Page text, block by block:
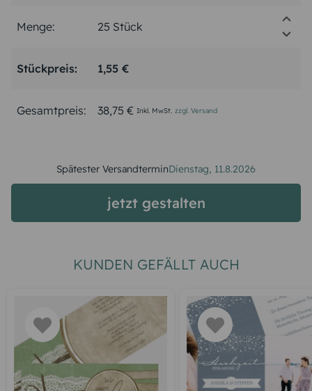
Menge:
Stückpreis: 1,55 €
Gesamtpreis: 38,75 € Inkl. MwSt. zzgl. Versand
Spätester VersandterminDienstag, 11.8.2026
jetzt gestalten
KUNDEN GEFÄLLT AUCH